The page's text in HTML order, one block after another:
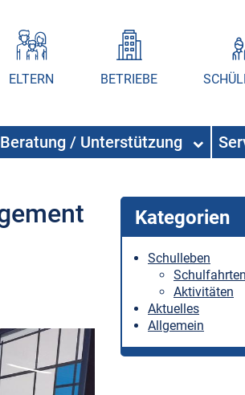
ELTERN BETRIEBE
Beratung / Unterstützung
Kategorien
Schulleben
Schulfahrten
Aktivitäten
Aktuelles
Allgemein